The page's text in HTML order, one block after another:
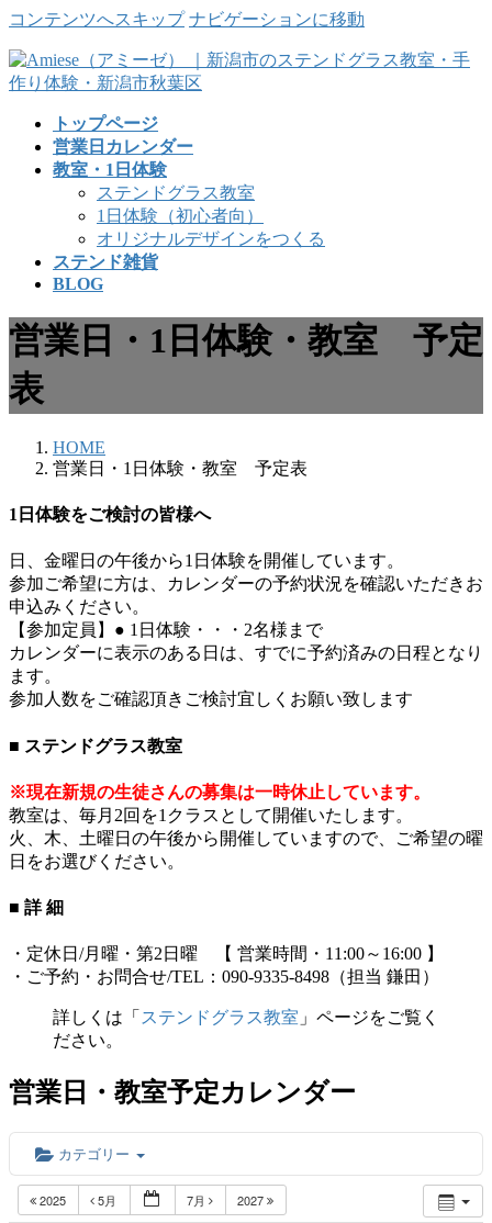
コンテンツへスキップ ナビゲーションに移動
トップページ
営業日カレンダー
教室・1日体験
ステンドグラス教室
1日体験（初心者向）
オリジナルデザインをつくる
ステンド雑貨
BLOG
営業日・1日体験・教室 予定
表
HOME
営業日・1日体験・教室 予定表
1日体験をご検討の皆様へ
日、金曜日の午後から1日体験を開催しています。
参加ご希望に方は、カレンダーの予約状況を確認いただきお
申込みください。
【参加定員】● 1日体験・・・2名様まで
カレンダーに表示のある日は、すでに予約済みの日程となり
ます。
参加人数をご確認頂きご検討宜しくお願い致します
■ ステンドグラス教室
※現在新規の生徒さんの募集は一時休止しています。
教室は、毎月2回を1クラスとして開催いたします。
火、木、土曜日の午後から開催していますので、ご希望の曜
日をお選びください。
■ 詳 細
・定休日/月曜・第2日曜 【 営業時間・11:00～16:00 】
・ご予約・お問合せ/TEL：090-9335-8498（担当 鎌田）
詳しくは「 ステンドグラス教室 」ページをご覧く
ださい。
営業日・教室予定カレンダー
カテゴリー
2025 5月 7月 2027